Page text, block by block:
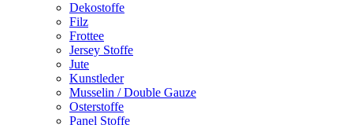
Dekostoffe
Filz
Frottee
Jersey Stoffe
Jute
Kunstleder
Musselin / Double Gauze
Osterstoffe
Panel Stoffe